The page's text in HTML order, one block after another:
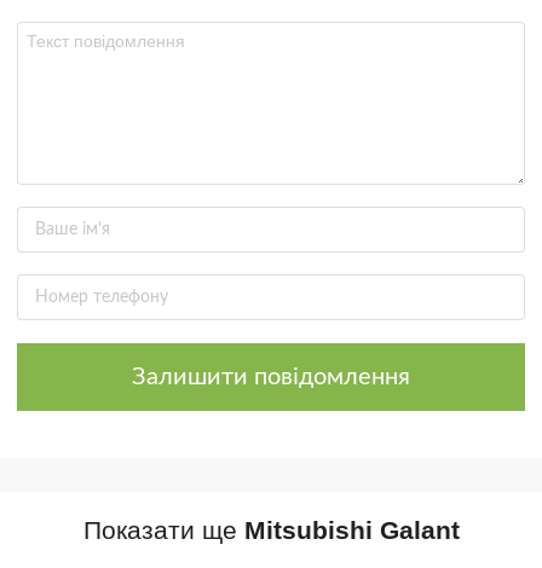
Залишити повідомлення
Показати ще Mitsubishi Galant